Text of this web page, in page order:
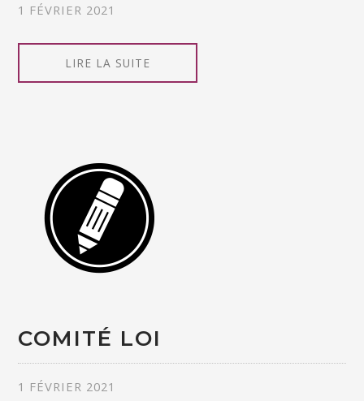
1 FÉVRIER 2021
LIRE LA SUITE
COMITÉ LOI
1 FÉVRIER 2021